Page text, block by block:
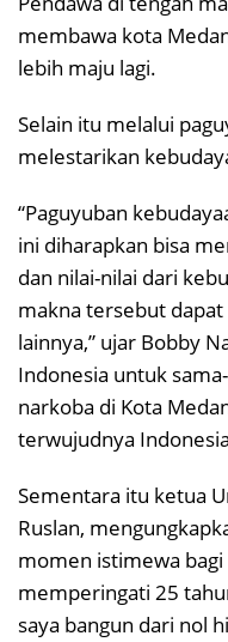
membawa kota
lebih maju lagi.
Selain itu melalui
melestarikan
“Paguyuban
ini diharapkan bisa
dan nilai-nilai dari
makna tersebut
lainnya,” ujar Bobby
Indonesia untuk
narkoba di Kota
terwujudnya
Sementara itu ketua
Ruslan,
momen istimewa
memperingati 25
saya bangun dari nol